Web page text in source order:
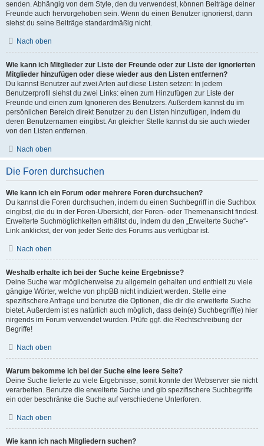
senden. Abhängig von dem Style, den du verwendest, können Beiträge deiner
Freunde auch hervorgehoben sein. Wenn du einen Benutzer ignorierst, dann
siehst du seine Beiträge standardmäßig nicht.
Nach oben
Wie kann ich Mitglieder zur Liste der Freunde oder zur Liste der ignorierten
Mitglieder hinzufügen oder diese wieder aus den Listen entfernen?
Du kannst Benutzer auf zwei Arten auf diese Listen setzen: In jedem
Benutzerprofil siehst du zwei Links: einen zum Hinzufügen zur Liste der
Freunde und einen zum Ignorieren des Benutzers. Außerdem kannst du im
persönlichen Bereich direkt Benutzer zu den Listen hinzufügen, indem du
deren Benutzernamen eingibst. An gleicher Stelle kannst du sie auch wieder
von den Listen entfernen.
Nach oben
Die Foren durchsuchen
Wie kann ich ein Forum oder mehrere Foren durchsuchen?
Du kannst die Foren durchsuchen, indem du einen Suchbegriff in die Suchbox
eingibst, die du in der Foren-Übersicht, der Foren- oder Themenansicht findest.
Erweiterte Suchmöglichkeiten erhältst du, indem du den „Erweiterte Suche“-
Link anklickst, der von jeder Seite des Forums aus verfügbar ist.
Nach oben
Weshalb erhalte ich bei der Suche keine Ergebnisse?
Deine Suche war möglicherweise zu allgemein gehalten und enthielt zu viele
gängige Wörter, welche von phpBB nicht indiziert werden. Stelle eine
spezifischere Anfrage und benutze die Optionen, die dir die erweiterte Suche
bietet. Außerdem ist es natürlich auch möglich, dass dein(e) Suchbegriff(e) hier
nirgends im Forum verwendet wurden. Prüfe ggf. die Rechtschreibung der
Begriffe!
Nach oben
Warum bekomme ich bei der Suche eine leere Seite?
Deine Suche lieferte zu viele Ergebnisse, somit konnte der Webserver sie nicht
verarbeiten. Benutze die erweiterte Suche und gib spezifischere Suchbegriffe
ein oder beschränke die Suche auf verschiedene Unterforen.
Nach oben
Wie kann ich nach Mitgliedern suchen?